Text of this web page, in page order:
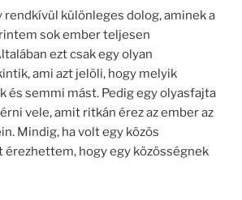
rendkívül különleges dolog, aminek a
sok ember teljesen
ezt csak egy olyan
ami azt jelöli, hogy melyik
és semmi mást. Pedig egy olyasfajta
vele, amit ritkán érez az ember az
Mindig, ha volt egy közös
érezhettem, hogy egy közösségnek